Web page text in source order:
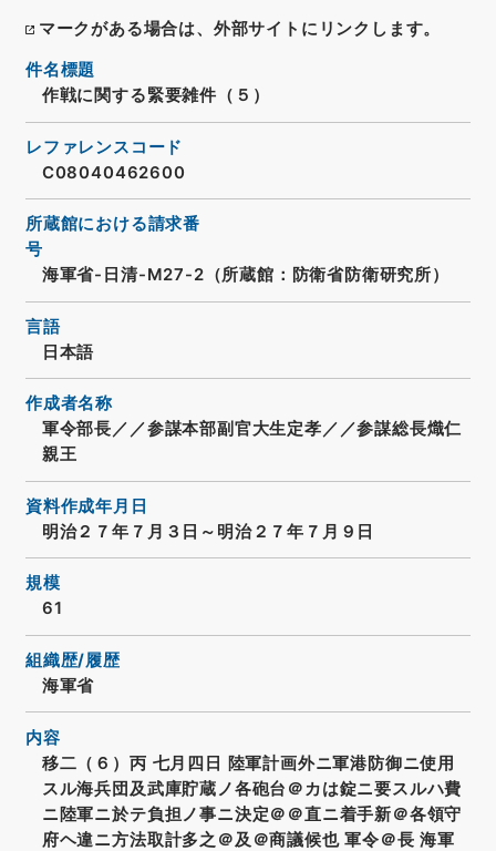
マークがある場合は、外部サイトにリンクします。
件名標題
作戦に関する緊要雑件（５）
レファレンスコード
C08040462600
所蔵館における請求番
号
海軍省-日清-M27-2（所蔵館：防衛省防衛研究所）
言語
日本語
作成者名称
軍令部長／／参謀本部副官大生定孝／／参謀総長熾仁
親王
資料作成年月日
明治２７年７月３日～明治２７年７月９日
規模
61
組織歴/履歴
海軍省
内容
移二（６）丙 七月四日 陸軍計画外ニ軍港防御ニ使用
スル海兵団及武庫貯蔵ノ各砲台＠カは錠ニ要スルハ費
ニ陸軍ニ於テ負担ノ事ニ決定＠＠直ニ着手新＠各領守
府ヘ違ニ方法取計多之＠及＠商議候也 軍令＠長 海軍